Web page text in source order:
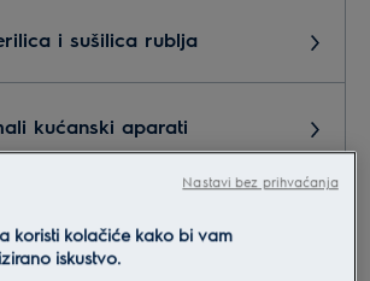
i sušilica rublja
kućanski aparati
koristi kolačiće kako bi vam
iskustvo.
Nastavi bez prihvaćanja